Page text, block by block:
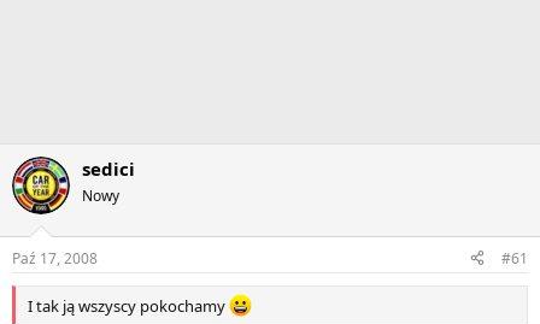
sedici
Nowy
Paź 17, 2008 #61
I tak ją wszyscy pokochamy